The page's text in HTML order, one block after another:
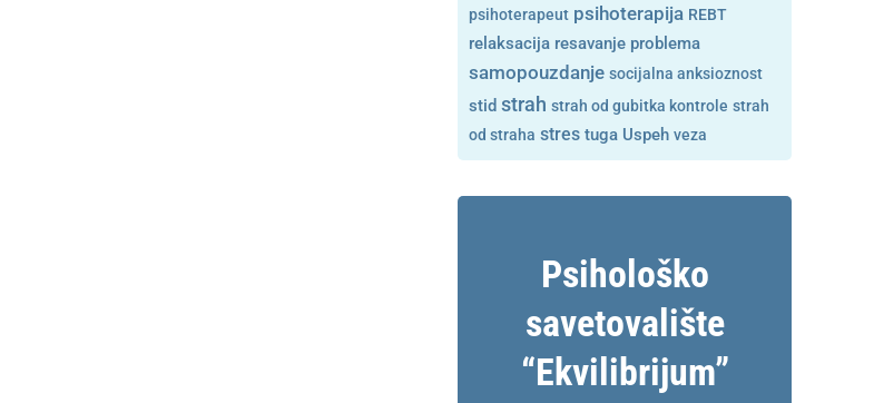
psihoterapeut psihoterapija REBT
relaksacija resavanje problema
samopouzdanje socijalna anksioznost
stid strah strah od gubitka kontrole strah
od straha stres tuga Uspeh veza
Psihološko
savetovalište
“Ekvilibrijum”